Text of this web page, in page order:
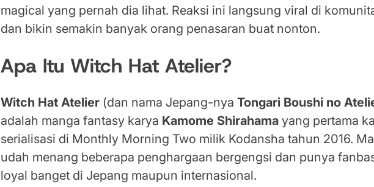
magical yang pernah dia lihat. Reaksi ini langsung viral di
dan bikin semakin banyak orang penasaran buat nonton.
Apa Itu Witch Hat Atelier?
Witch Hat Atelier (dan nama Jepang-nyaTongari Boushi no
adalah manga fantasy karya Kamome Shirahama yang pertama
serialisasi di Monthly Morning Two milik Kodansha tahun 2016.
udah menang beberapa penghargaan bergengsi dan punya
loyal banget di Jepang maupun internasional.